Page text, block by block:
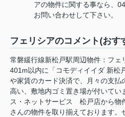
アの物件に関する事なら、
お問い合わせして下さい。
フェリシアのコメント(おす
常磐緩行線新松戸駅周辺物件：フェ
401m以内に「コモディイイダ 新松
や家賃のカード決済で、月々の支払
高い、敷地内ゴミ置き場が付いてい
ス・ネットサービス 松戸店から物
さんの物件を取り揃えております。